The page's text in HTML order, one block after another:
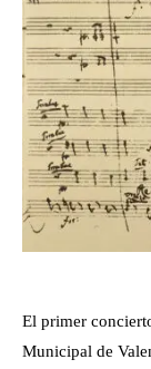
El primer
Municipal de